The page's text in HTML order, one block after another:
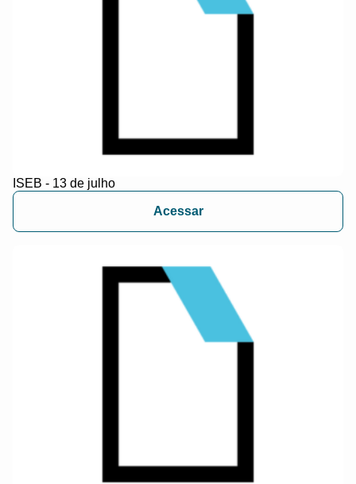
ISEB - 13 de julho
Acessar